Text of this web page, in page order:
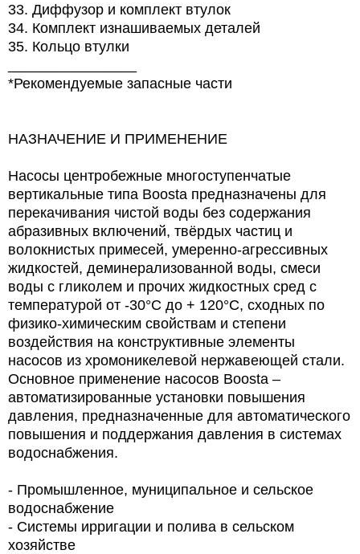
33. Диффузор и комплект втулок
34. Комплект изнашиваемых деталей
35. Кольцо втулки
*Рекомендуемые запасные части
НАЗНАЧЕНИЕ И ПРИМЕНЕНИЕ
Насосы центробежные многоступенчатые
вертикальные типа Boosta предназначены для
перекачивания чистой воды без содержания
абразивных включений, твёрдых частиц и
волокнистых примесей, умеренно-агрессивных
жидкостей, деминерализованной воды, смеси
воды с гликолем и прочих жидкостных сред с
температурой от -30°С до + 120°С, сходных по
физико-химическим свойствам и степени
воздействия на конструктивные элементы
насосов из хромоникелевой нержавеющей стали.
Основное применение насосов Boosta –
автоматизированные установки повышения
давления, предназначенные для автоматического
повышения и поддержания давления в системах
водоснабжения.
- Промышленное, муниципальное и сельское
водоснабжение
- Системы ирригации и полива в сельском
хозяйстве